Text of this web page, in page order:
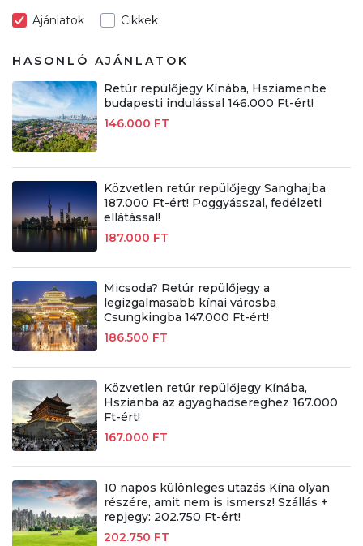
Ajánlatok Cikkek
HASONLÓ AJÁNLATOK
Retúr repülőjegy Kínába, Hsziamenbe
budapesti indulással 146.000 Ft-ért!
146.000 FT
Közvetlen retúr repülőjegy Sanghajba
187.000 Ft-ért! Poggyásszal, fedélzeti
ellátással!
187.000 FT
Micsoda? Retúr repülőjegy a
legizgalmasabb kínai városba
Csungkingba 147.000 Ft-ért!
186.500 FT
Közvetlen retúr repülőjegy Kínába,
Hszianba az agyaghadsereghez 167.000
Ft-ért!
167.000 FT
10 napos különleges utazás Kína olyan
részére, amit nem is ismersz! Szállás +
repjegy: 202.750 Ft-ért!
202.750 FT